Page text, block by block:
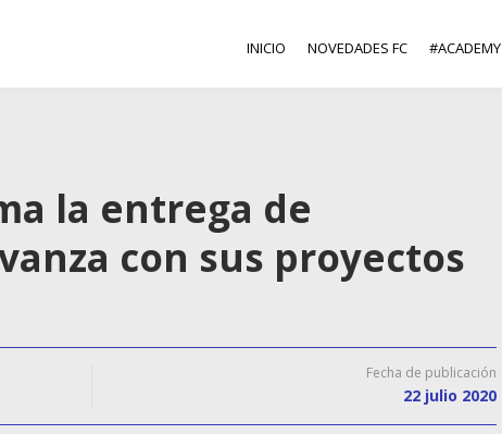
INICIO NOVEDADES FC #ACADEMY
la entrega de
con sus proyectos
Fecha de publicación
22 julio 2020